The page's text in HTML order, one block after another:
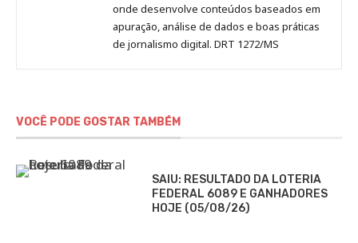
onde desenvolve conteúdos baseados em
apuração, análise de dados e boas práticas
de jornalismo digital. DRT 1272/MS
VOCÊ PODE GOSTAR TAMBÉM
SAIU: RESULTADO DA LOTERIA
FEDERAL 6089 E GANHADORES
HOJE (05/08/26)